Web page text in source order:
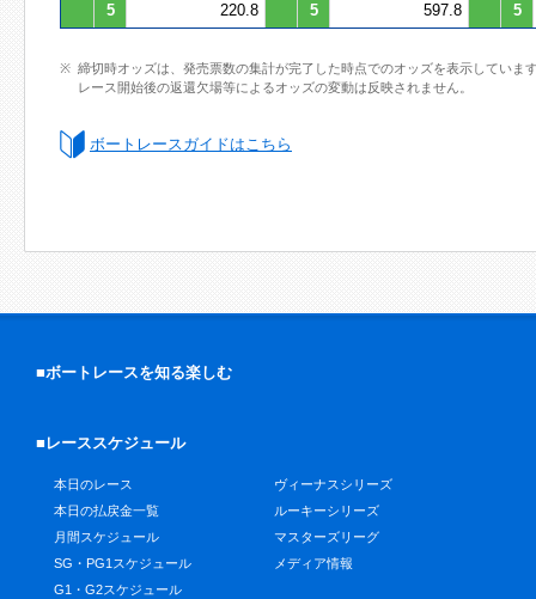
5
220.8 5 597.8 5
締切時オッズは、発売票数の集計が完了した時点でのオッズを表示していま
レース開始後の返還欠場等によるオッズの変動は反映されません。
ボートレースガイドはこちら
■ボートレースを知る楽しむ
■レーススケジュール
本日のレース
本日の払戻金一覧
月間スケジュール
SG・PG1スケジュール
G1・G2スケジュール
ヴィーナスシリーズ
ルーキーシリーズ
マスターズリーグ
メディア情報